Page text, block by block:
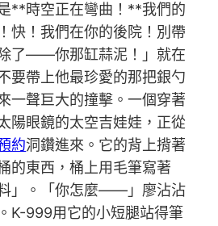
**時空正在彎曲！**我們的
快！我們在你的後院！別帶
了——你那缸蒜泥！」就在
要帶上他最珍愛的那把銀勺
一聲巨大的撞擊。一個穿著
陽眼鏡的太空吉娃娃，正從
約洞鑽進來。它的背上揹著
的東西，桶上用毛筆寫著
料」。「你怎麼——」廖沾沾
K-999用它的小短腿站得筆